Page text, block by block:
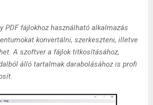
PDF fájlokhoz használható alkalmazás
konvertálni, szerkeszteni, illetve
A szoftver a fájlok titkosításához,
álló tartalmak darabolásához is profi